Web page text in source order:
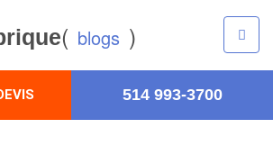
( blogs )
514 993-3700